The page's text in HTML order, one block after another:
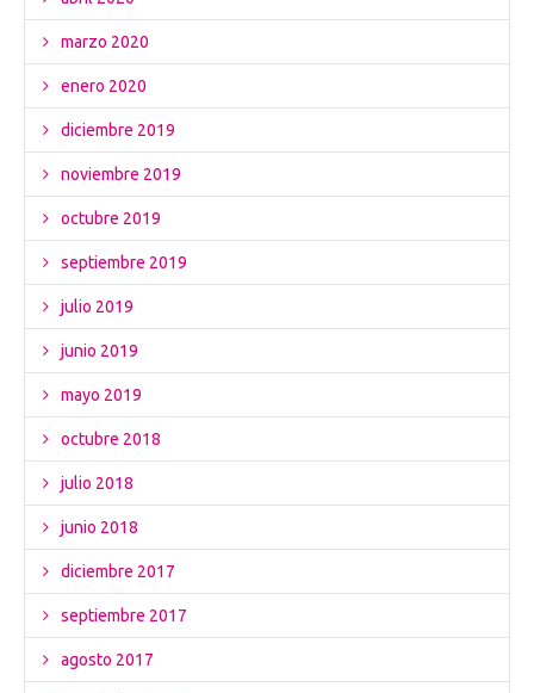
marzo 2020
enero 2020
diciembre 2019
noviembre 2019
octubre 2019
septiembre 2019
julio 2019
junio 2019
mayo 2019
octubre 2018
julio 2018
junio 2018
diciembre 2017
septiembre 2017
agosto 2017